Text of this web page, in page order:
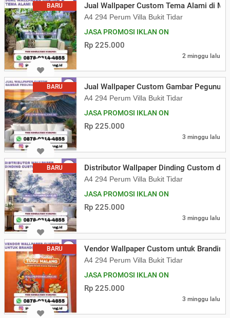
BARU Jual Wallpaper Custom Tema Alami di
A4 294 Perum Villa Bukit Tidar
JASA PROMOSI IKLAN ON
Rp 225.000
2 minggu lalu
BARU Jual Wallpaper Custom Gambar
A4 294 Perum Villa Bukit Tidar
JASA PROMOSI IKLAN ON
Rp 225.000
3 minggu lalu
BARU Distributor Wallpaper Dinding Custom di
A4 294 Perum Villa Bukit Tidar
JASA PROMOSI IKLAN ON
Rp 225.000
3 minggu lalu
BARU Vendor Wallpaper Custom untuk Branding
A4 294 Perum Villa Bukit Tidar
JASA PROMOSI IKLAN ON
Rp 225.000
3 minggu lalu